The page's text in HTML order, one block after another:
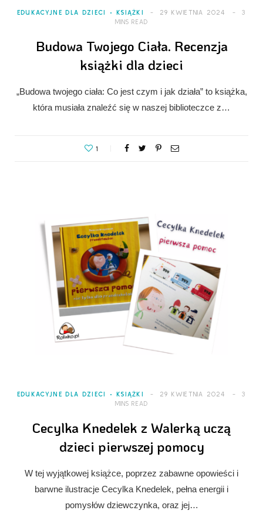
EDUKACYJNE DLA DZIECI KSIĄŻKI 29 KWIETNIA 2024
3
MINS READ
Budowa Twojego Ciała. Recenzja
książki dla dzieci
„Budowa twojego ciała: Co jest czym i jak działa” to książka,
która musiała znaleźć się w naszej biblioteczce z…
1
EDUKACYJNE DLA DZIECI KSIĄŻKI 29 KWIETNIA 2024
3
MINS READ
Cecylka Knedelek z Walerką uczą
dzieci pierwszej pomocy
W tej wyjątkowej książce, poprzez zabawne opowieści i
barwne ilustracje Cecylka Knedelek, pełna energii i
pomysłów dziewczynka, oraz jej…